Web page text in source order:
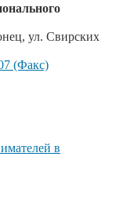
ул. Свирских
(Факс)